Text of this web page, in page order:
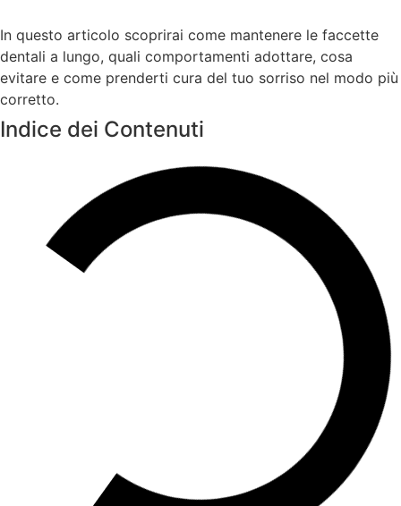
In questo articolo scoprirai come mantenere le faccette
dentali a lungo, quali comportamenti adottare, cosa
evitare e come prenderti cura del tuo sorriso nel modo più
corretto.
Indice dei Contenuti